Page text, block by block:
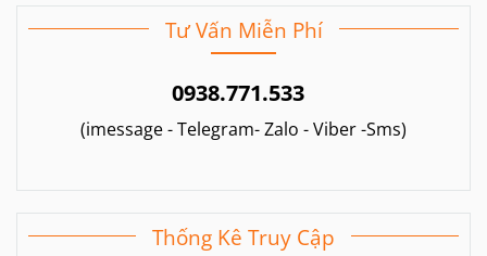
Tư Vấn Miễn Phí
0938.771.533
(imessage - Telegram- Zalo - Viber -Sms)
Thống Kê Truy Cập